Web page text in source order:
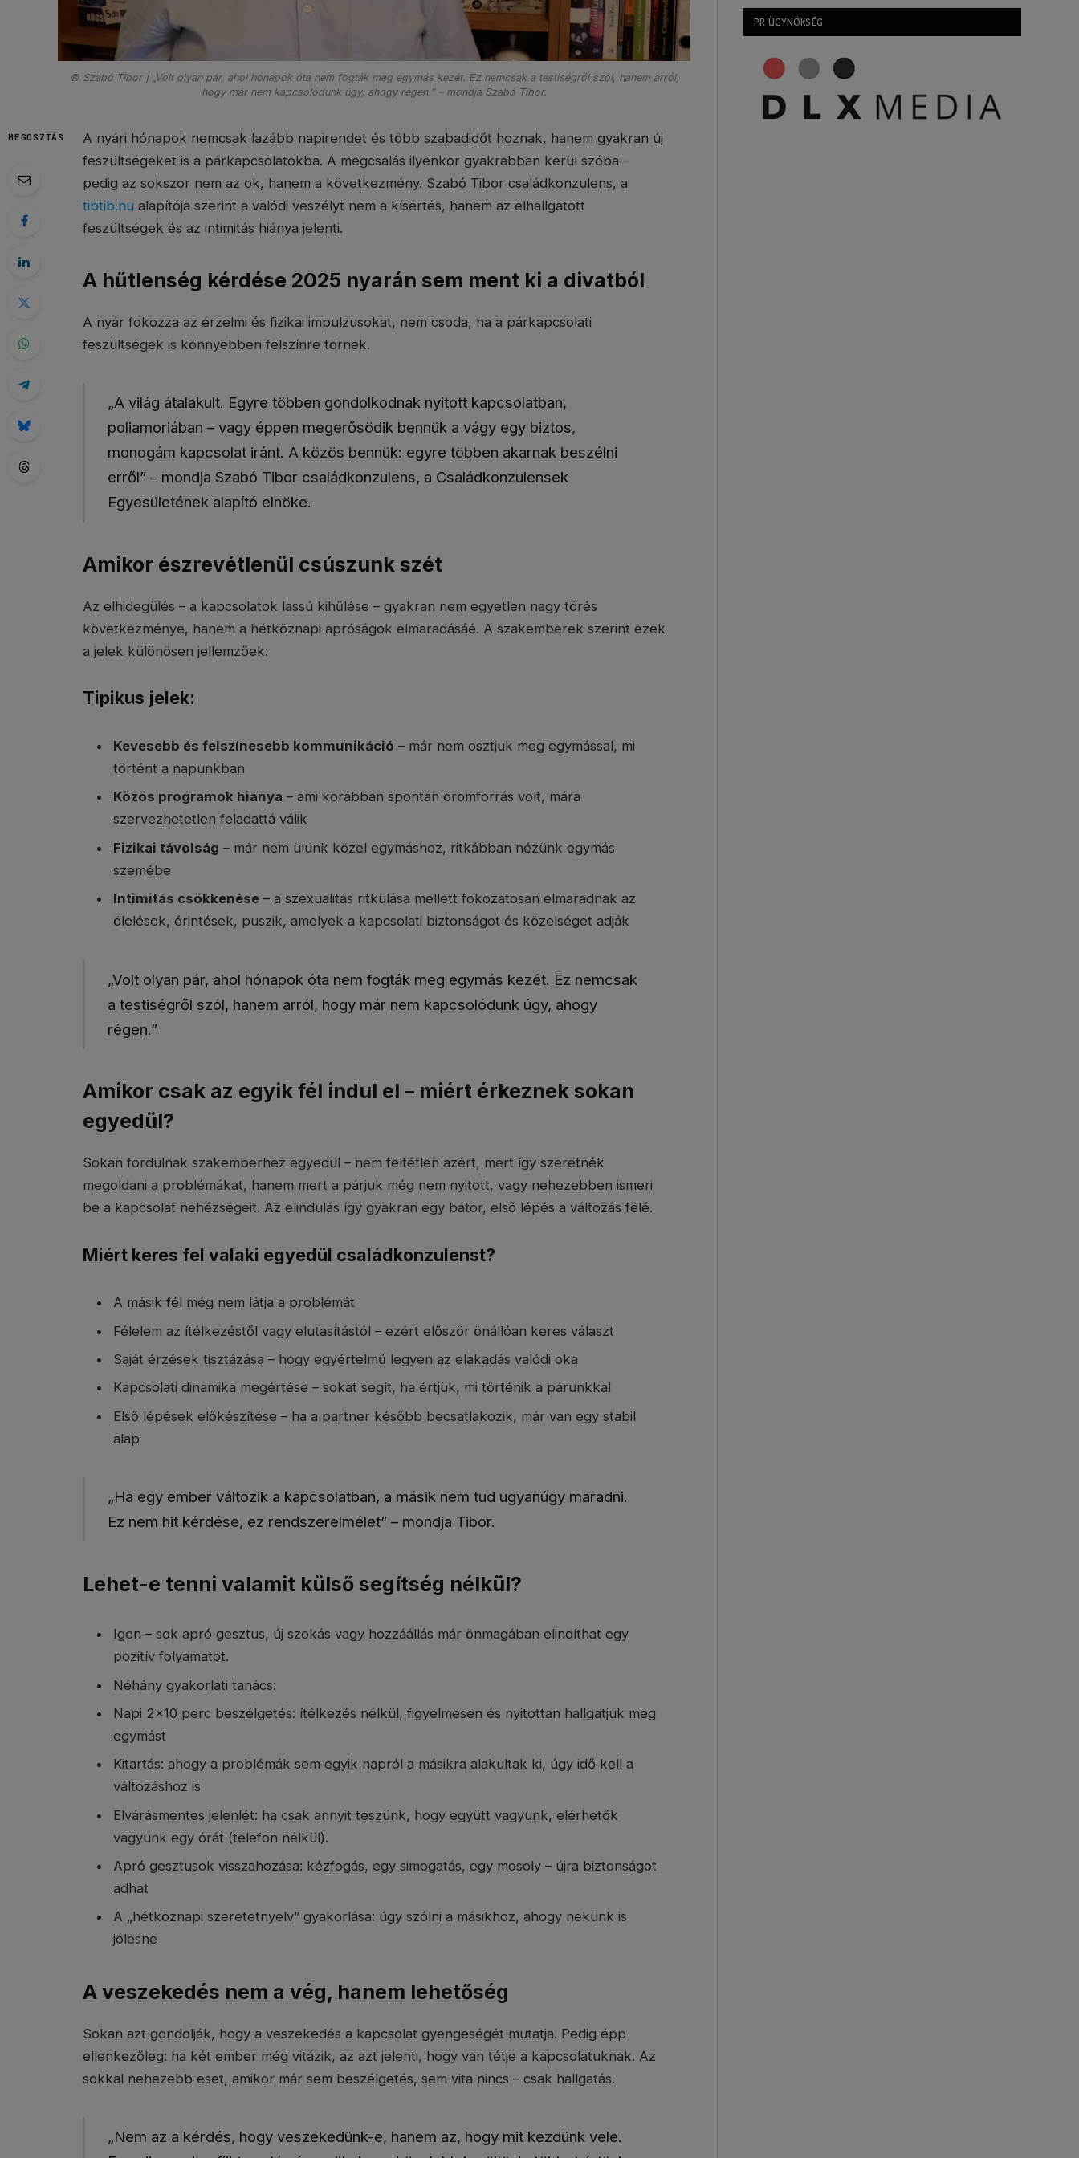
© Szabó Tibor | „Volt olyan pár, ahol hónapok óta nem fogták meg egymás kezét. Ez nemcsak a testiségről szól, hanem arról,
hogy már nem kapcsolódunk úgy, ahogy régen.” – mondja Szabó Tibor.
MEGOSZTÁS
A nyári hónapok nemcsak lazább napirendet és több szabadidőt hoznak, hanem gyakran új
feszültségeket is a párkapcsolatokba. A megcsalás ilyenkor gyakrabban kerül szóba –
pedig az sokszor nem az ok, hanem a következmény. Szabó Tibor családkonzulens, a
tibtib.hu alapítója szerint a valódi veszélyt nem a kísértés, hanem az elhallgatott
feszültségek és az intimitás hiánya jelenti.
A hűtlenség kérdése 2025 nyarán sem ment ki a divatból
A nyár fokozza az érzelmi és fizikai impulzusokat, nem csoda, ha a párkapcsolati
feszültségek is könnyebben felszínre törnek.
„A világ átalakult. Egyre többen gondolkodnak nyitott kapcsolatban,
poliamoriában – vagy éppen megerősödik bennük a vágy egy biztos,
monogám kapcsolat iránt. A közös bennük: egyre többen akarnak beszélni
erről” – mondja Szabó Tibor családkonzulens, a Családkonzulensek
Egyesületének alapító elnöke.
Amikor észrevétlenül csúszunk szét
Az elhidegülés – a kapcsolatok lassú kihűlése – gyakran nem egyetlen nagy törés
következménye, hanem a hétköznapi apróságok elmaradásáé. A szakemberek szerint ezek
a jelek különösen jellemzőek:
Tipikus jelek:
Kevesebb és felszínesebb kommunikáció – már nem osztjuk meg egymással, mi
történt a napunkban
Közös programok hiánya – ami korábban spontán örömforrás volt, mára
szervezhetetlen feladattá válik
Fizikai távolság – már nem ülünk közel egymáshoz, ritkábban nézünk egymás
szemébe
Intimitás csökkenése – a szexualitás ritkulása mellett fokozatosan elmaradnak az
ölelések, érintések, puszik, amelyek a kapcsolati biztonságot és közelséget adják
„Volt olyan pár, ahol hónapok óta nem fogták meg egymás kezét. Ez nemcsak
a testiségről szól, hanem arról, hogy már nem kapcsolódunk úgy, ahogy
régen.”
Amikor csak az egyik fél indul el – miért érkeznek sokan
egyedül?
Sokan fordulnak szakemberhez egyedül – nem feltétlen azért, mert így szeretnék
megoldani a problémákat, hanem mert a párjuk még nem nyitott, vagy nehezebben ismeri
be a kapcsolat nehézségeit. Az elindulás így gyakran egy bátor, első lépés a változás felé.
Miért keres fel valaki egyedül családkonzulenst?
A másik fél még nem látja a problémát
Félelem az ítélkezéstől vagy elutasítástól – ezért először önállóan keres választ
Saját érzések tisztázása – hogy egyértelmű legyen az elakadás valódi oka
Kapcsolati dinamika megértése – sokat segít, ha értjük, mi történik a párunkkal
Első lépések előkészítése – ha a partner később becsatlakozik, már van egy stabil
alap
„Ha egy ember változik a kapcsolatban, a másik nem tud ugyanúgy maradni.
Ez nem hit kérdése, ez rendszerelmélet” – mondja Tibor.
Lehet-e tenni valamit külső segítség nélkül?
Igen – sok apró gesztus, új szokás vagy hozzáállás már önmagában elindíthat egy
pozitív folyamatot.
Néhány gyakorlati tanács:
Napi 2×10 perc beszélgetés: ítélkezés nélkül, figyelmesen és nyitottan hallgatjuk meg
egymást
Kitartás: ahogy a problémák sem egyik napról a másikra alakultak ki, úgy idő kell a
változáshoz is
Elvárásmentes jelenlét: ha csak annyit teszünk, hogy együtt vagyunk, elérhetők
vagyunk egy órát (telefon nélkül).
Apró gesztusok visszahozása: kézfogás, egy simogatás, egy mosoly – újra biztonságot
adhat
A „hétköznapi szeretetnyelv” gyakorlása: úgy szólni a másikhoz, ahogy nekünk is
jólesne
A veszekedés nem a vég, hanem lehetőség
Sokan azt gondolják, hogy a veszekedés a kapcsolat gyengeségét mutatja. Pedig épp
ellenkezőleg: ha két ember még vitázik, az azt jelenti, hogy van tétje a kapcsolatuknak. Az
sokkal nehezebb eset, amikor már sem beszélgetés, sem vita nincs – csak hallgatás.
„Nem az a kérdés, hogy veszekedünk-e, hanem az, hogy mit kezdünk vele.
PR ÜGYNÖKSÉG